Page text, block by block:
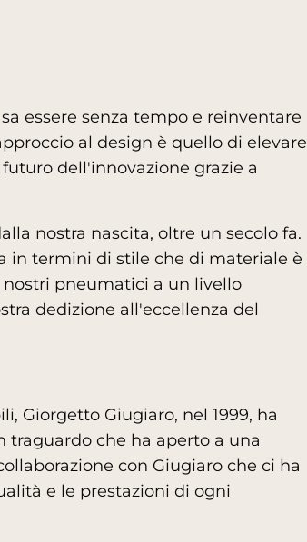
essere senza tempo e reinventare
al design è quello di elevare
dell'innovazione grazie a
nostra nascita, oltre un secolo fa.
in termini di stile che di materiale è
pneumatici a un livello
dedizione all'eccellenza del
Giorgetto Giugiaro, nel 1999, ha
traguardo che ha aperto a una
con Giugiaro che ci ha
e le prestazioni di ogni